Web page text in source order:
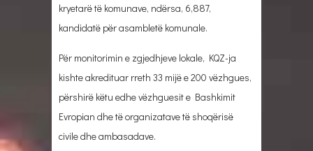
kryetarë të komunave, ndërsa, 6,887,
kandidatë për asambletë komunale.
Për monitorimin e zgjedhjeve lokale, KQZ-ja
kishte akredituar rreth 33 mijë e 200 vëzhgues,
përshirë këtu edhe vëzhguesit e Bashkimit
Evropian dhe të organizatave të shoqërisë
civile dhe ambasadave.